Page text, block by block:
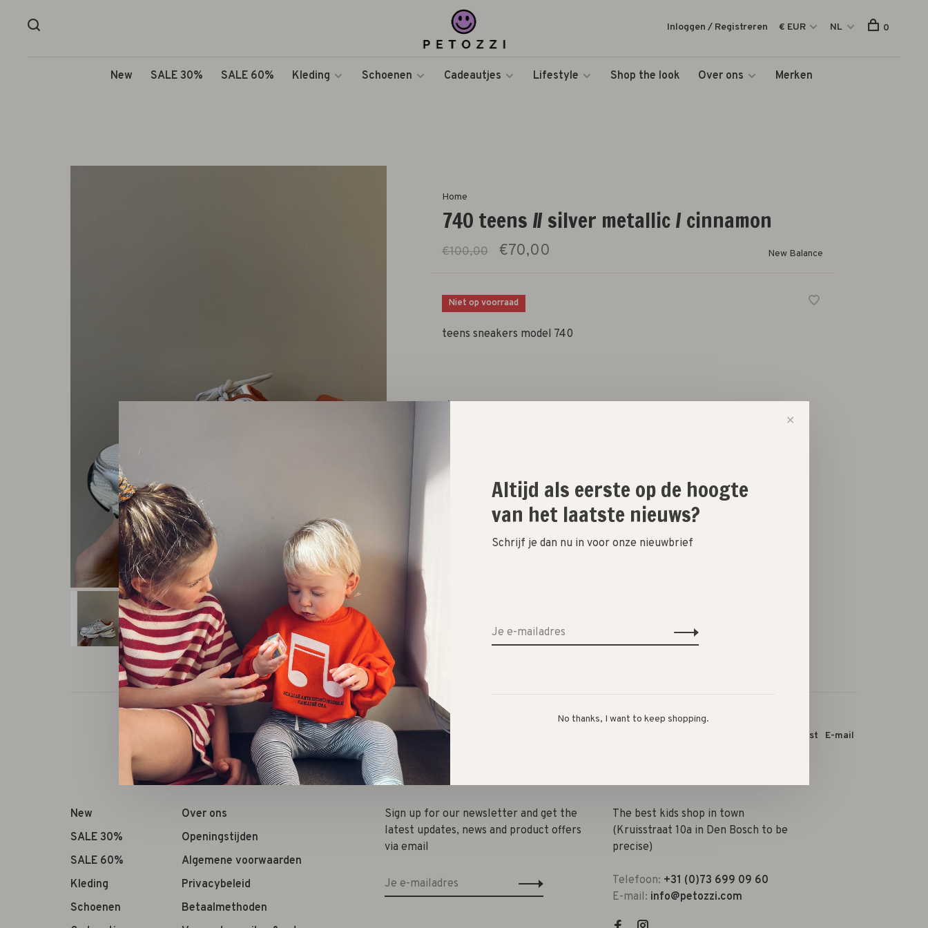
New SALE 30% SALE 60% Kleding Schoenen Cadeautjes Lifestyle Shop the look Over ons Merken
Inloggen / Registreren € EUR NL 0
Home
740 teens // silver metallic / cinnamon
€100,00 €70,00 New Balance
Niet op voorraad
teens sneakers model 740
Size :
Niet op voorraad
Pinterest E-mail
New
SALE 30%
SALE 60%
Kleding
Schoenen
Over ons
Openingstijden
Algemene voorwaarden
Privacybeleid
Betaalmethoden
Sign up for our newsletter and get the
latest updates, news and product offers
via email
The best kids shop in town
(Kruisstraat 10a in Den Bosch to be
precise)
Telefoon: +31 (0)73 699 09 60
E-mail: info@petozzi.com
✕
Altijd als eerste op de hoogte
van het laatste nieuws?
Schrijf je dan nu in voor onze nieuwbrief
No thanks, I want to keep shopping.